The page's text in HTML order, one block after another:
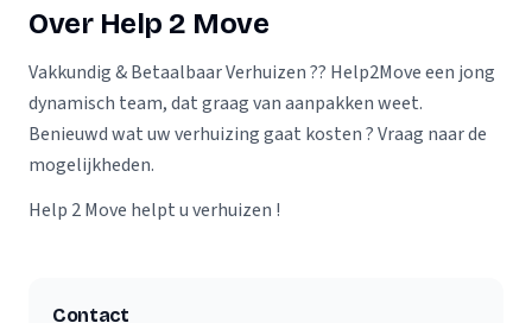
Over Help 2 Move
Vakkundig & Betaalbaar Verhuizen ?? Help2Move een jong
dynamisch team, dat graag van aanpakken weet.
Benieuwd wat uw verhuizing gaat kosten ? Vraag naar de
mogelijkheden.
Help 2 Move helpt u verhuizen !
Contact